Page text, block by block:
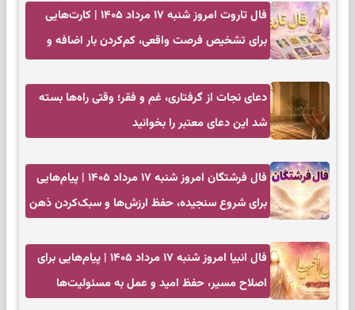
فال تاروت امروز شنبه ۱۷ مرداد ۱۴۰۵ | کارت‌هایی
برای تشخیص فرصت واقعی، کم‌کردن بار اضافه و
دعای نجات از گرفتاری، غم و فقر؛ وقتی راه‌ها بسته
شد این دعای معتبر را بخوانید
فال فرشتگان امروز شنبه ۱۷ مرداد ۱۴۰۵ | پیام‌هایی
برای شروع سنجیده، حفظ ارزش‌ها و سبک‌کردن ذهن
فال انبیا امروز شنبه ۱۷ مرداد ۱۴۰۵ | پیام‌هایی برای
اصلاح مسیر، حفظ امید و عمل به مسئولیت‌ها